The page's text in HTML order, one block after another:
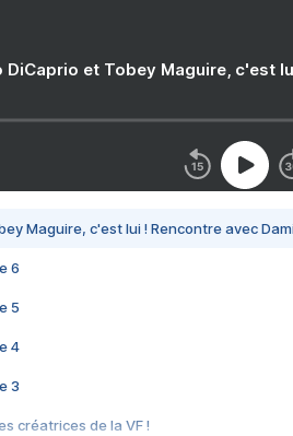
DiCaprio et Tobey Maguire, c'est
Maguire, c'est lui ! Rencontre avec
6
5
4
3
créatrices de la VF !